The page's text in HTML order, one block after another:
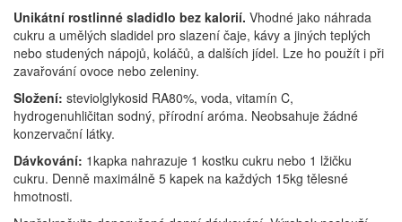
Unikátní rostlinné sladidlo bez kalorií. Vhodné jako náhrada
cukru a umělých sladidel pro slazení čaje, kávy a jiných teplých
nebo studených nápojů, koláčů, a dalších jídel. Lze ho použít i při
zavařování ovoce nebo zeleniny.
Složení: steviolglykosid RA80%, voda, vitamín C,
hydrogenuhličitan sodný, přírodní aróma. Neobsahuje žádné
konzervační látky.
Dávkování: 1kapka nahrazuje 1 kostku cukru nebo 1 lžičku
cukru. Denně maximálně 5 kapek na každých 15kg tělesné
hmotnosti.